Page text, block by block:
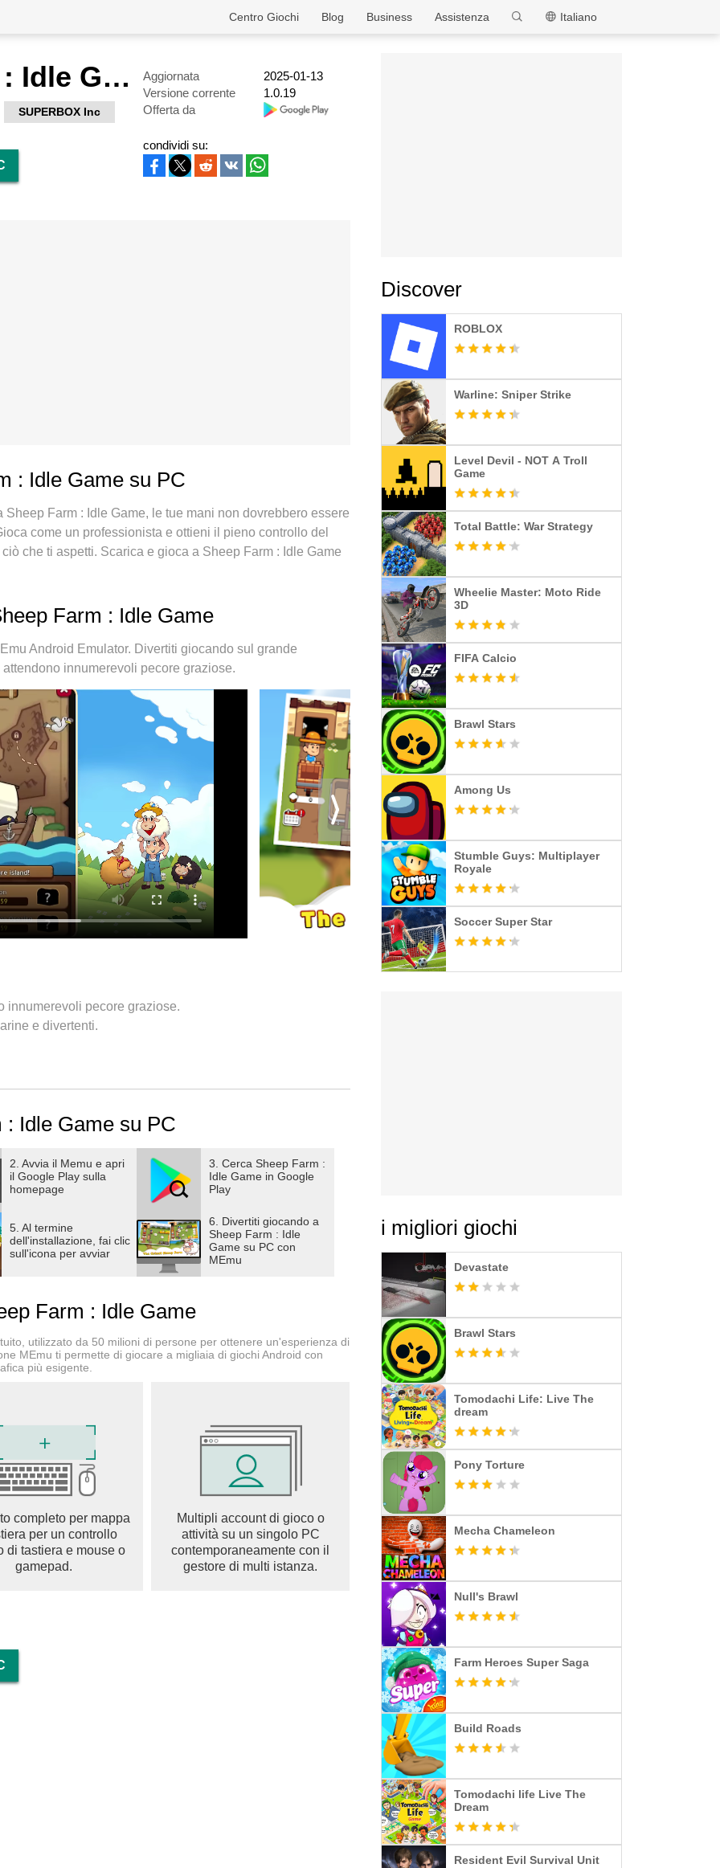
MEmu
Italiano
Assistenza
Business
Blog
Centro Giochi
Sheep Farm : Idle Game
SUPERBOX Inc
Aggiornata
2025-01-13
Versione corrente
1.0.19
Offerta da
condividi su:
: Idle Game su PC
Farm : Idle Game, le tue mani non dovrebbero essere
come un professionista e ottieni il pieno controllo del
che ti aspetti. Scarica e gioca a Sheep Farm : Idle Game
batteria, dati mobili e chiamate inquietanti. Il nuovissimo
dei tasti preimpostati rende Sheep Farm : Idle Game un
multi-instanza che permette di giocare con 2 o più account
il nostro esclusivo motore di emulazione può liberare tutto
Farm : Idle Game
Android Emulator. Divertiti giocando sul grande
innumerevoli pecore graziose.
innumerevoli pecore graziose.
e divertenti.
straordinario.
pecore.
gli oggetti boost.)
sei offline.
degli oggetti. Al momento dell'acquisto degli articoli,
Idle Game su PC
2. Avvia il Memu e apri
il Google Play sulla
homepage
3. Cerca Sheep Farm :
Idle Game in Google
Play
5. Al termine
dell'installazione, fai clic
sull'icona per avviar
6. Divertiti giocando a
Sheep Farm : Idle
Game su PC con
MEmu
Farm : Idle Game
utilizzato da 50 milioni di persone per ottenere un'esperienza di
MEmu ti permette di giocare a migliaia di giochi Android con
più esigente.
completo per mappa
per un controllo
di tastiera e mouse o
gamepad.
Multipli account di gioco o
attività su un singolo PC
contemporaneamente con il
gestore di multi istanza.
Discover
ROBLOX
Warline: Sniper Strike
Level Devil - NOT A Troll
Game
Total Battle: War Strategy
Wheelie Master: Moto Ride
3D
FIFA Calcio
Brawl Stars
Among Us
Stumble Guys: Multiplayer
Royale
Soccer Super Star
i migliori giochi
Devastate
Brawl Stars
Tomodachi Life: Live The
dream
Pony Torture
Mecha Chameleon
Null's Brawl
Farm Heroes Super Saga
Build Roads
Tomodachi life Live The
Dream
Resident Evil Survival Unit